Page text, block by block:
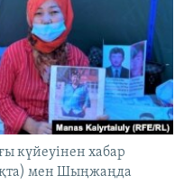
күйеуінен хабар
мен Шыңжаңда